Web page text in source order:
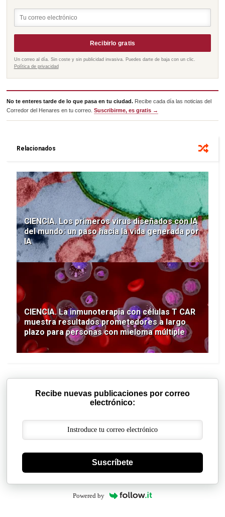
Recibirlo gratis
Un correo al día. Sin coste y sin publicidad invasiva. Puedes darte de baja con un clic.
Política de privacidad
No te enteres tarde de lo que pasa en tu ciudad. Recibe cada día las noticias del
Corredor del Henares en tu correo.Suscribirme, es gratis →
Relacionados
CIENCIA. Los primeros virus diseñados con IA
del mundo: un paso hacia la vida generada por
IA
CIENCIA. La inmunoterapia con células T CAR
muestra resultados prometedores a largo
plazo para personas con mieloma múltiple
Recibe nuevas publicaciones por correo
electrónico:
Suscríbete
Powered by